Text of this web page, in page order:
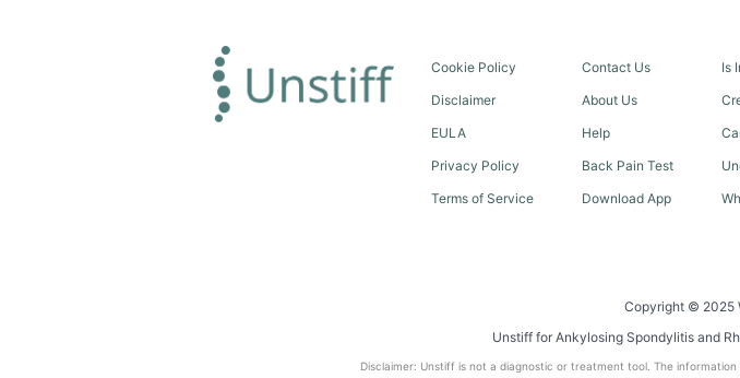
Cookie Policy
Disclaimer
EULA
Privacy Policy
Terms of Service
Contact Us
About Us
Help
Back Pain Test
Download App
Is
Copyright © 2025
Unstiff for Ankylosing Spondylitis and
Disclaimer: Unstiff is not a diagnostic or treatment tool. The